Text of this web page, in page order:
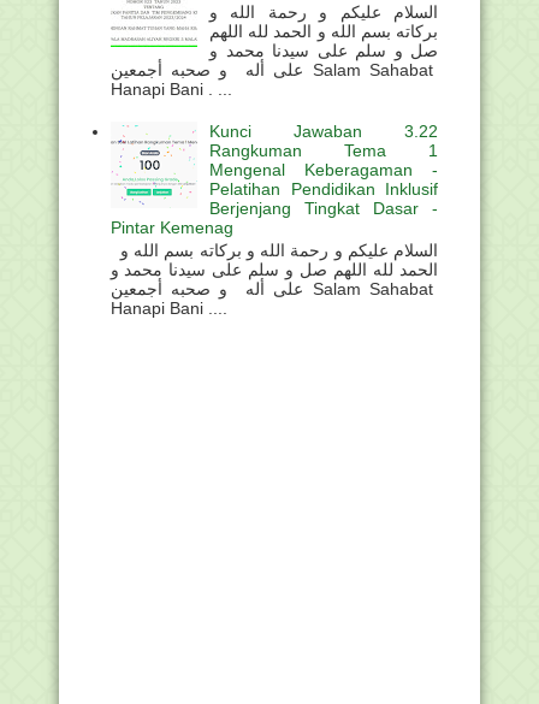
السلام عليكم و رحمة الله و
بركاته بسم الله و الحمد لله اللهم
صل و سلم على سيدنا محمد و
على أله و صحبه أجمعين Salam Sahabat
Hanapi Bani . ...
Kunci Jawaban 3.22
Rangkuman Tema 1
Mengenal Keberagaman -
Pelatihan Pendidikan Inklusif
Berjenjang Tingkat Dasar -
Pintar Kemenag
الحمد لله اللهم صل و سلم على سيدنا محمد و
على أله و صحبه أجمعين Salam Sahabat
Hanapi Bani ....